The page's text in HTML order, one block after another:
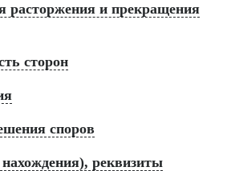
расторжения и прекращения
сторон
споров
реквизиты